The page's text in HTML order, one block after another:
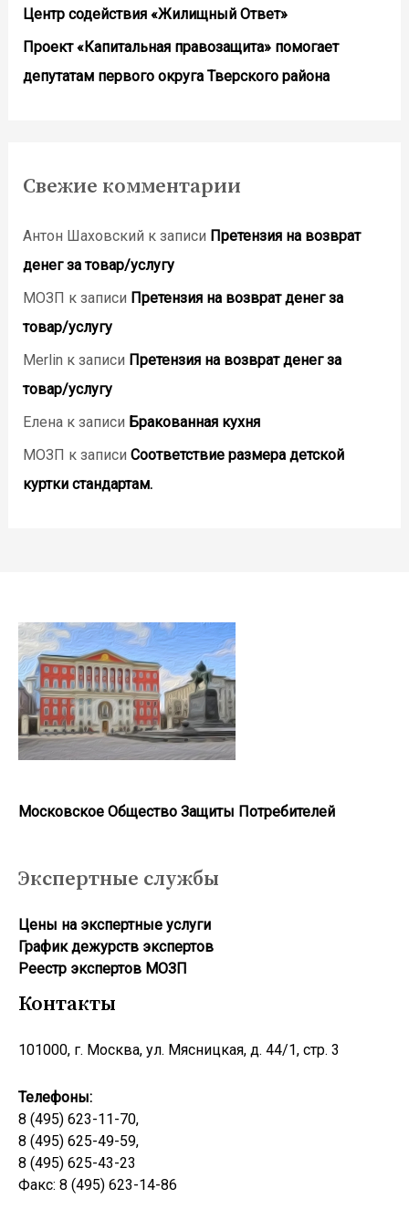
Центр содействия «Жилищный Ответ»
Проект «Капитальная правозащита» помогает
депутатам первого округа Тверского района
Свежие комментарии
Антон Шаховский к записи Претензия на возврат
денег за товар/услугу
МОЗП к записи Претензия на возврат денег за
товар/услугу
Merlin к записи Претензия на возврат денег за
товар/услугу
Еленак записи Бракованная кухня
МОЗП к записи Соответствие размера детской
куртки стандартам.
Московское Общество Защиты Потребителей
Экспертные службы
Цены на экспертные услуги
График дежурств экспертов
Реестр экcпертов МОЗП
Контакты
101000, г. Москва, ул. Мясницкая, д. 44/1, стр. 3
Телефоны:
8 (495) 623-11-70,
8 (495) 625-49-59,
8 (495) 625-43-23
Факс: 8 (495) 623-14-86